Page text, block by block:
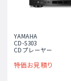
YAMAHA
CD-S303
CDプレーヤー
特価お見積り